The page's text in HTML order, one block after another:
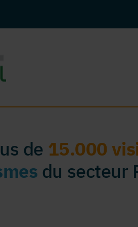
de 15.000
du secteur